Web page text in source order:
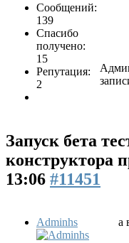
Сообщений:
139
Спасибо
получено:
15
Репутация:
2
Запуск бета
конструктора
13:06 #11451
Adminhs а